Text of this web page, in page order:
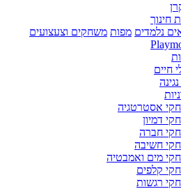
חינוך
נלמדים מפות משחקים וצעצועים
חיים
אסטרטגיה
דמיון
חברה
חשיבה
מים ואמבטיה
קלפים
רגשות